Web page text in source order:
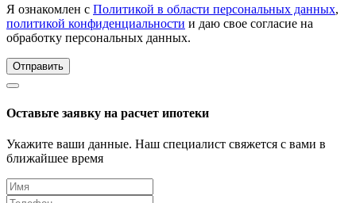
Я ознакомлен с Политикой в области персональных данных,
политикой конфиденциальности и даю свое согласие на
обработку персональных данных.
Отправить
Оставьте заявку на расчет ипотеки
Укажите ваши данные. Наш специалист свяжется с вами в
ближайшее время